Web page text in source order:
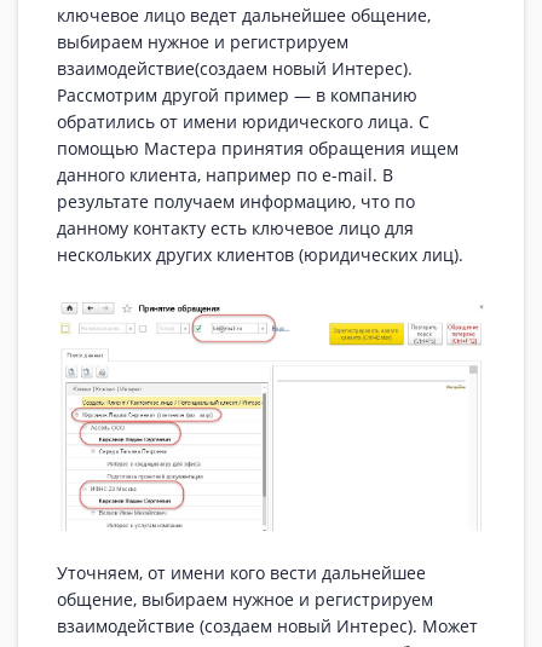
ключевое лицо ведет дальнейшее общение,
выбираем нужное и регистрируем
взаимодействие(создаем новый Интерес).
Рассмотрим другой пример — в компанию
обратились от имени юридического лица. С
помощью Мастера принятия обращения ищем
данного клиента, например по e-mail. В
результате получаем информацию, что по
данному контакту есть ключевое лицо для
нескольких других клиентов (юридических лиц).
Уточняем, от имени кого вести дальнейшее
общение, выбираем нужное и регистрируем
взаимодействие (создаем новый Интерес). Может